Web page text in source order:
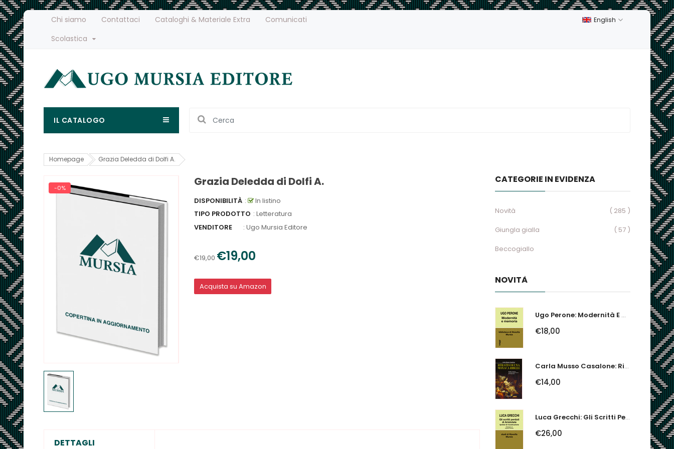
Chi siamo Contattaci Cataloghi & Materiale Extra
Comunicati
Scolastica
English
IL CATALOGO
Homepage Grazia Deledda di Dolfi A.
-0% Grazia Deledda di Dolfi A.
DISPONIBILITÀ :
In listino
TIPO PRODOTTO : Letteratura
VENDITORE
: Ugo Mursia Editore
€19,00 €19,00
Acquista su Amazon
DETTAGLI
CATEGORIE IN EVIDENZA
Novità
( 285 )
Giungla gialla
( 57 )
Beccogiallo
NOVITÀ
Ugo Perone: Modernità E Memoria
€18,00
Carla Musso Casalone: Ritratto Di Una Monaca Ribelle. Brigida Franzone,...
€14,00
Luca Grecchi: Gli Scritti Perduti Di Aristotele. Ipotesi Di Ricostruzione
€26,00